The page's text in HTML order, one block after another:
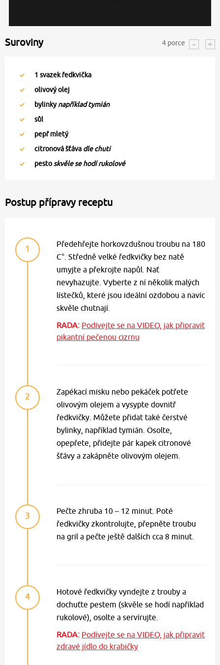
Suroviny 4 porce
1 svazek ředkvička
olivový olej
bylinkynapříklad tymián
sůl
pepř mletý
citronová šťáva dle chuti
pesto skvěle se hodí rukolové
Postup přípravy receptu
1
Předehřejte horkovzdušnou troubu na 180
C°. Středně velké ředkvičky bez natě
umyjte a překrojte napůl. Nať
nevyhazujte. Vyberte z ní několik malých
lístečků, které jsou ideální ozdobou a navíc
skvěle chutnají.
RADA: Podívejte se na VIDEO, jak připravit
pikantní pečenou cizrnu
2
Zapékací misku nebo pekáček potřete
olivovým olejem a vysypte dovnitř
ředkvičky. Můžete přidat také čerstvé
bylinky, například tymián. Osolte,
opepřete, přidejte pár kapek citronové
šťávy a zakápněte olivovým olejem.
3
Pečte zhruba 10 – 12 minut. Poté
ředkvičky zkontrolujte, přepněte troubu
na gril a pečte ještě dalších cca 8 minut.
4
Hotové ředkvičky vyndejte z trouby a
dochuťte pestem (skvěle se hodí například
rukolové), osolte a servírujte.
RADA: Podívejte se na VIDEO, jak připravit
zdravé jídlo do krabičky